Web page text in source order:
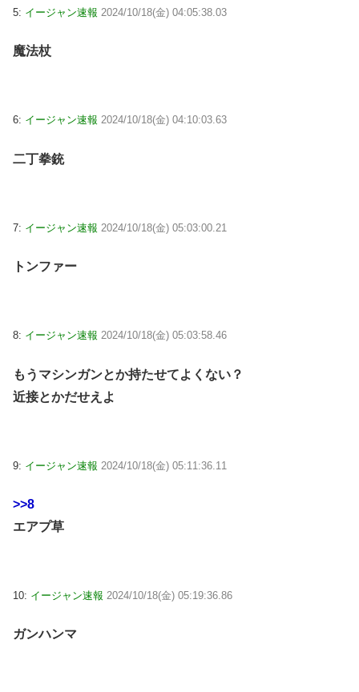
5: イージャン速報 2024/10/18(金) 04:05:38.03
魔法杖
6: イージャン速報 2024/10/18(金) 04:10:03.63
二丁拳銃
7: イージャン速報 2024/10/18(金) 05:03:00.21
トンファー
8: イージャン速報 2024/10/18(金) 05:03:58.46
もうマシンガンとか持たせてよくない？
近接とかだせえよ
9: イージャン速報 2024/10/18(金) 05:11:36.11
>>8
エアプ草
10: イージャン速報 2024/10/18(金) 05:19:36.86
ガンハンマ